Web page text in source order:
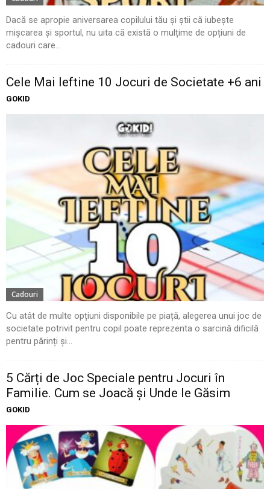
Dacă se apropie aniversarea copilului tău și știi că iubește
mișcarea și sportul, nu uita că există o mulțime de opțiuni de
cadouri care...
Cele Mai Ieftine 10 Jocuri de Societate +6 ani
GOKID
Cadouri
Cu atât de multe opțiuni disponibile pe piață, alegerea unui joc de
societate potrivit pentru copil poate reprezenta o sarcină dificilă
pentru părinți și...
5 Cărți de Joc Speciale pentru Jocuri în
Familie. Cum se Joacă și Unde le Găsim
GOKID